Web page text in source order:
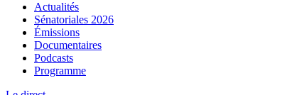
Actualités
Sénatoriales 2026
Émissions
Documentaires
Podcasts
Programme